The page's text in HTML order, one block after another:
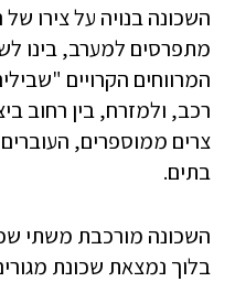
השכונה בנויה על צירו של
מתפרסים למערב, בינו
המרווחים הקרויים
רכב, ולמזרח, בין רחוב
צרים ממוספרים,
בתים.
השכונה מורכבת משתי
בלוך נמצאת שכונת